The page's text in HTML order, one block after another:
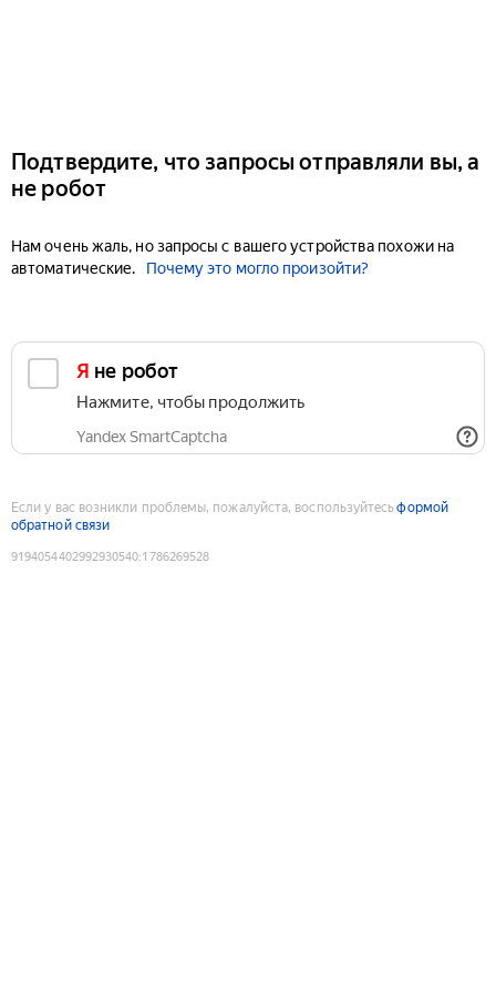
Подтвердите, что запросы отправляли вы, а
не робот
Нам очень жаль, но запросы с вашего устройства похожи на
автоматические.
Почему это могло произойти?
Я не робот
Нажмите, чтобы продолжить
Yandex SmartCaptcha
Если у вас возникли проблемы, пожалуйста, воспользуйтесьформой
обратной связи
9194054402992930540:1786269528